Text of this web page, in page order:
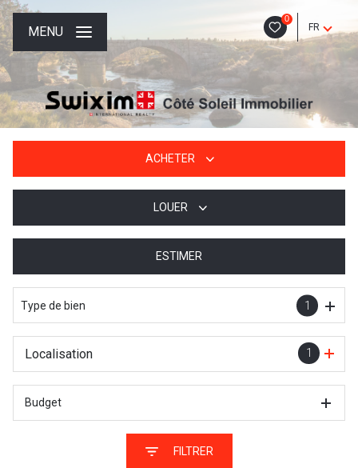
0
FR
MENU
ACHETER
De l'immo pro
LOUER
De l'immo pro
ESTIMER
Type de bien 1
1
Localisation
Budget
FILTRER